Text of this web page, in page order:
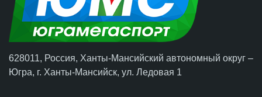
628011, Россия, Ханты-Мансийский автономный округ –
Югра, г. Ханты-Мансийск, ул. Ледовая 1